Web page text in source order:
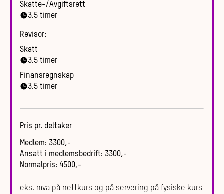
Skatte-/Avgiftsrett
3.5 timer
Revisor:
Skatt
3.5 timer
Finansregnskap
3.5 timer
Pris pr. deltaker
Medlem: 3300,-
Ansatt i medlemsbedrift: 3300,-
Normalpris: 4500,-
eks. mva på nettkurs og på servering på fysiske kurs